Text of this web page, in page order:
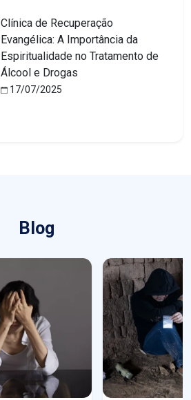
Clínica de Recuperação
Evangélica: A Importância da
Espiritualidade no Tratamento de
Álcool e Drogas
17/07/2025
Blog